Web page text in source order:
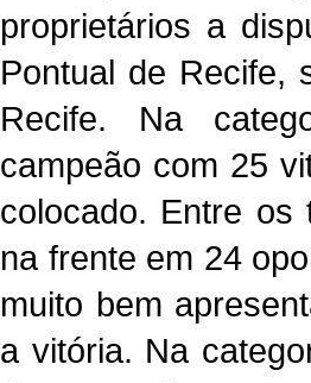
proprietários a
Pontual de Recife,
Recife. Na
campeão com 25
colocado. Entre os
na frente em 24
muito bem
a vitória. Na